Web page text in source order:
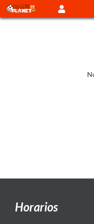
Horarios